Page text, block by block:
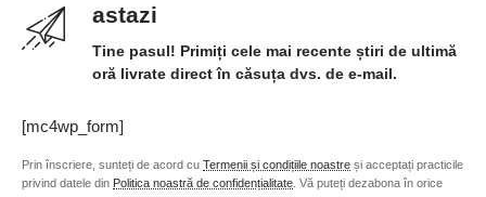
astazi
Tine pasul! Primiți cele mai recente știri de ultimă
oră livrate direct în căsuța dvs. de e-mail.
[mc4wp_form]
Prin înscriere, sunteți de acord cu Termenii și condițiile noastre și acceptați practicile
privind datele din Politica noastră de confidențialitate. Vă puteți dezabona în orice